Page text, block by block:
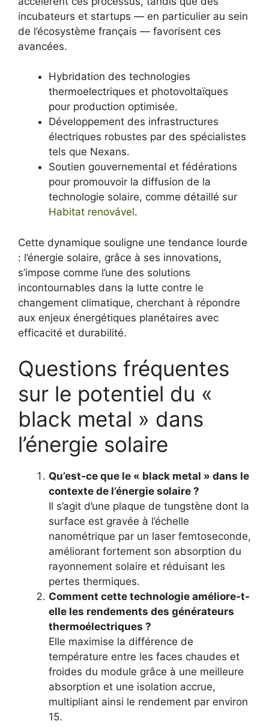
incubateurs et startups — en particulier au sein
de l’écosystème français — favorisent ces
avancées.
Hybridation des technologies
thermoelectriques et photovoltaïques
pour production optimisée.
Développement des infrastructures
électriques robustes par des spécialistes
tels que Nexans.
Soutien gouvernemental et fédérations
pour promouvoir la diffusion de la
technologie solaire, comme détaillé sur
Habitat renovável.
Cette dynamique souligne une tendance lourde
: l’énergie solaire, grâce à ses innovations,
s’impose comme l’une des solutions
incontournables dans la lutte contre le
changement climatique, cherchant à répondre
aux enjeux énergétiques planétaires avec
efficacité et durabilité.
Questions fréquentes
sur le potentiel du «
black metal » dans
l’énergie solaire
Qu’est-ce que le « black metal » dans le
contexte de l’énergie solaire ?
Il s’agit d’une plaque de tungstène dont la
surface est gravée à l’échelle
nanométrique par un laser femtoseconde,
améliorant fortement son absorption du
rayonnement solaire et réduisant les
pertes thermiques.
Comment cette technologie améliore-t-
elle les rendements des générateurs
thermoélectriques ?
Elle maximise la différence de
température entre les faces chaudes et
froides du module grâce à une meilleure
absorption et une isolation accrue,
multipliant ainsi le rendement par environ
15.